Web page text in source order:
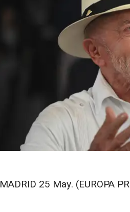
MADRID 25 May. (EUROPA